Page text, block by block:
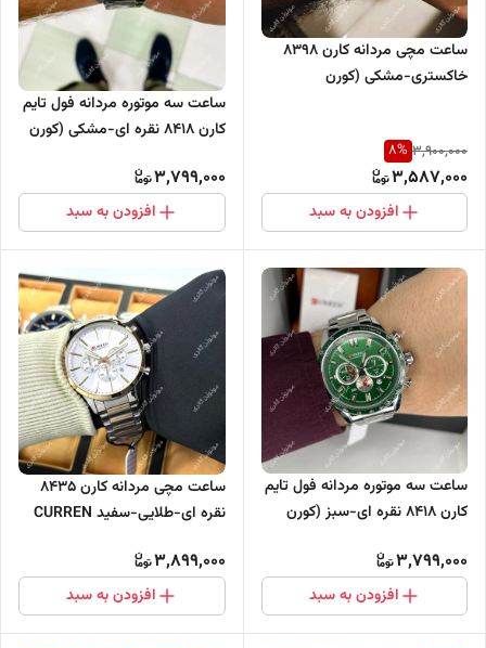
ساعت مچی مردانه کارن 8398
خاکستری-مشکی (کورن
3,900,000
8%
3,587,000
افزودن به سبد
ساعت سه موتوره مردانه فول تایم
کارن 8418 نقره ای-مشکی (کورن
3,799,000
افزودن به سبد
ساعت سه موتوره مردانه فول تایم
کارن 8418 نقره ای-سبز (کورن
3,799,000
افزودن به سبد
ساعت مچی مردانه کارن 8435
نقره ای-طلایی-سفید CURREN
3,899,000
افزودن به سبد